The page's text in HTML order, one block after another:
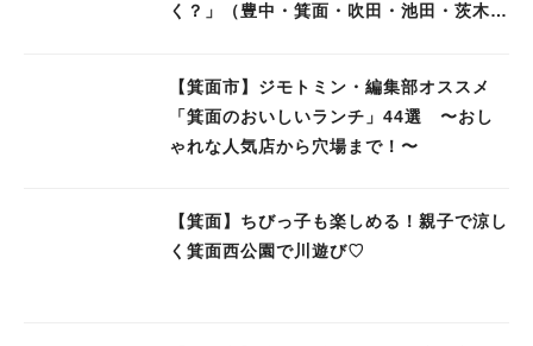
く？」（豊中・箕面・吹田・池田・茨木・
【箕面市】ジモトミン・編集部オススメ
「箕面のおいしいランチ」44選 〜おし
ゃれな人気店から穴場まで！〜
【箕面】ちびっ子も楽しめる！親子で涼し
く箕面西公園で川遊び♡